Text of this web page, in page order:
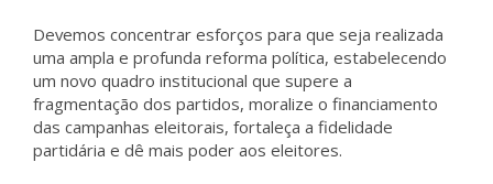
Devemos concentrar esforços para que seja realizada
uma ampla e profunda reforma política, estabelecendo
um novo quadro institucional que supere a
fragmentação dos partidos, moralize o financiamento
das campanhas eleitorais, fortaleça a fidelidade
partidária e dê mais poder aos eleitores.